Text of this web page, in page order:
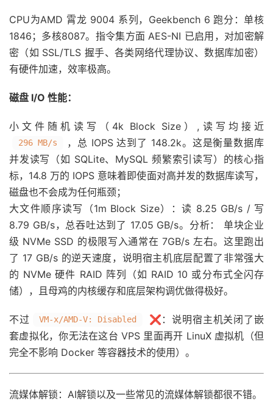
CPU为AMD 霄龙 9004 系列，Geekbench 6 跑分：单核
1846；多核8087。指令集方面 AES-NI 已启用，对加密解
密（如 SSL/TLS 握手、各类网络代理协议、数据库加密）
有硬件加速，效率极高。
磁盘 I/O 性能：
小文件随机读写（4k Block Size）,读写均接近
296 MB/s
，总 IOPS 达到了 148.2k。这是衡量数据库
并发读写（如 SQLite、MySQL 频繁索引读写）的核心指
标，14.8 万的 IOPS 意味着即使面对高并发的数据库读写，
磁盘也不会成为任何瓶颈；
大文件顺序读写（1m Block Size）：读 8.25 GB/s / 写
8.79 GB/s，总吞吐达到了 17.05 GB/s。分析： 单块企业
级 NVMe SSD 的极限写入通常在 7GB/s 左右。这里跑出
了 17 GB/s 的逆天速度，说明宿主机底层配置了非常强大
的 NVMe 硬件 RAID 阵列（如 RAID 10 或分布式全闪存
储），且母鸡的内核缓存和底层架构调优做得极好。
不过 VM-x/AMD-V: Disabled
❌：说明宿主机关闭了嵌
套虚拟化，你无法在这台 VPS 里面再开 LinuX 虚拟机（但
完全不影响 Docker 等容器技术的使用）。
流媒体解锁：AI解锁以及一些常见的流媒体解锁都很不错。